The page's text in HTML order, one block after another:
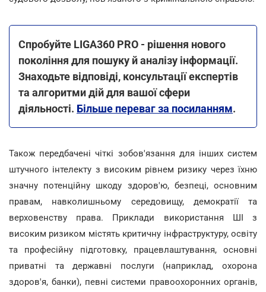
Спробуйте LIGA360 PRO - рішення нового
покоління для пошуку й аналізу інформації.
Знаходьте відповіді, консультації експертів
та алгоритми дій для вашої сфери
діяльності. Більше переваг за посиланням.
Також передбачені чіткі зобов'язання для інших систем
штучного інтелекту з високим рівнем ризику через їхню
значну потенційну шкоду здоров'ю, безпеці, основним
правам, навколишньому середовищу, демократії та
верховенству права. Приклади використання ШІ з
високим ризиком містять критичну інфраструктуру, освіту
та професійну підготовку, працевлаштування, основні
приватні та державні послуги (наприклад, охорона
здоров'я, банки), певні системи правоохоронних органів,